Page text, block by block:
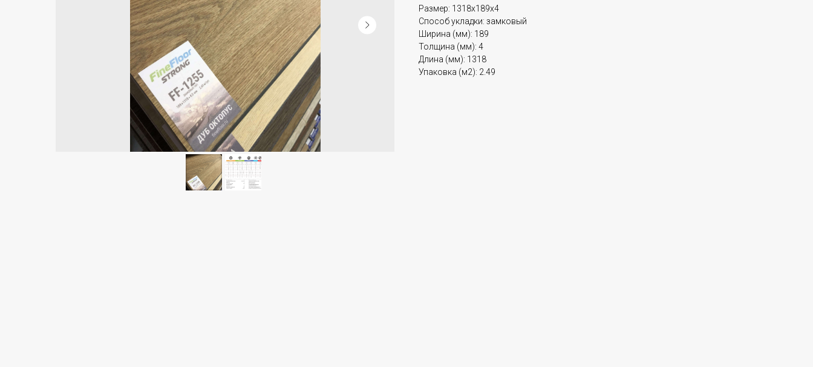
Размер: 1318x189x4
Способ укладки: замковый
Ширина (мм): 189
Толщина (мм): 4
Длина (мм): 1318
Упаковка (м2): 2.49